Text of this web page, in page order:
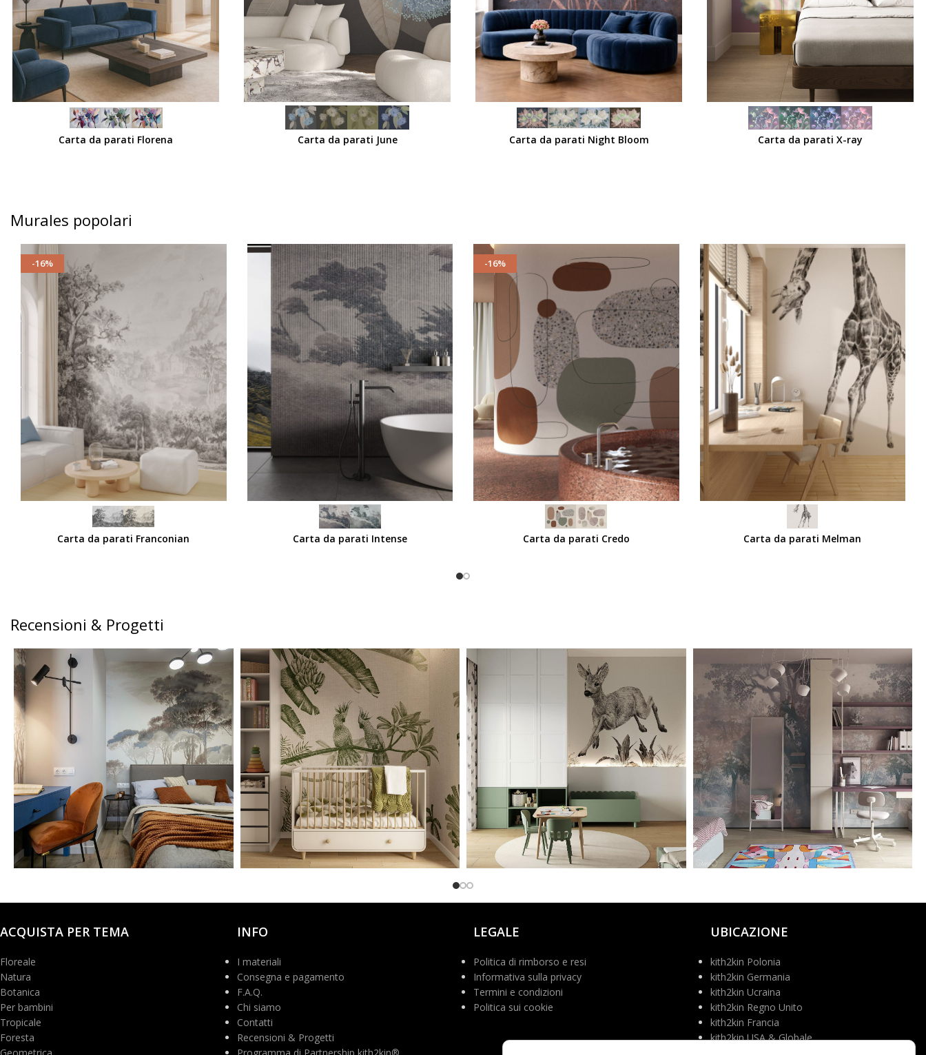
Carta da parati Florena Carta da parati June Carta da parati Night Bloom Carta da parati X-ray
Murales popolari
-16%
Carta da parati Franconian Carta da parati Intense
-16%
Carta da parati Credo Carta da parati Melman
Recensioni & Progetti
@polilinia.design @balickadesign @aneta_curly_mom
ACQUISTA PER TEMA
Floreale
Natura
Botanica
Per bambini
Tropicale
Foresta
INFO
I materiali
Consegna e pagamento
F.A.Q.
Chi siamo
Contatti
Recensioni & Progetti
LEGALE
Politica di rimborso e resi
Informativa sulla privacy
Termini e condizioni
Politica sui cookie
UBICAZIONE
kith2kin Polonia
kith2kin Germania
kith2kin Ucraina
kith2kin Regno Unito
kith2kin Francia
kith2kin USA & Globale